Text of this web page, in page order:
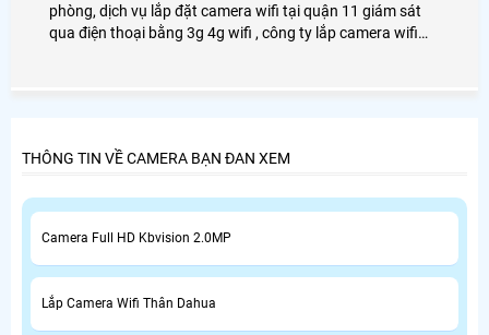
phòng, dịch vụ lắp đặt camera wifi tại quận 11 giám sát
qua điện thoại bằng 3g 4g wifi , công ty lắp camera wifi
THÔNG TIN VỀ CAMERA BẠN ĐAN XEM
Camera Full HD Kbvision 2.0MP
Lắp Camera Wifi Thân Dahua